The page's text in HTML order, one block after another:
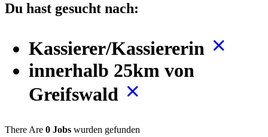
Du hast gesucht nach:
Kassierer/Kassiererin
innerhalb 25km von
Greifswald
There Are 0 Jobs wurden gefunden